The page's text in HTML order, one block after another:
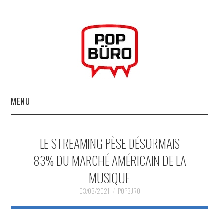
MENU
MUSIQUESACTUELLES.NET
GABBA GABBA HEY !
LE STREAMING PÈSE DÉSORMAIS
83% DU MARCHÉ AMÉRICAIN DE LA
MUSIQUE
03/03/2021 POPBURO